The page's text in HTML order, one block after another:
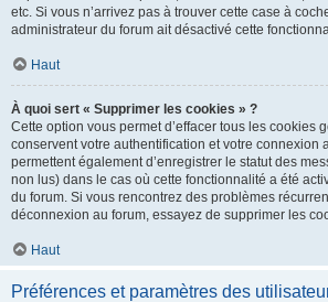
etc. Si vous n’arrivez pas à trouver cette case à
administrateur du forum ait désactivé cette
Haut
À quoi sert « Supprimer les cookies » ?
Cette option vous permet d’effacer tous les cookies
conservent votre authentification et votre connexion
permettent également d’enregistrer le statut des
non lus) dans le cas où cette fonctionnalité a été
du forum. Si vous rencontrez des problèmes
déconnexion au forum, essayez de supprimer les
Haut
Préférences et paramètres des